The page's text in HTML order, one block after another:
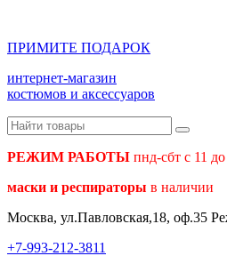
ПРИМИТЕ ПОДАРОК
интернет-магазин
костюмов и аксессуаров
РЕЖИМ РАБОТЫ пнд-сбт с 11
маски и респираторы в наличии
Москва, ул.Павловская,18, оф.35
+7-993-212-3811